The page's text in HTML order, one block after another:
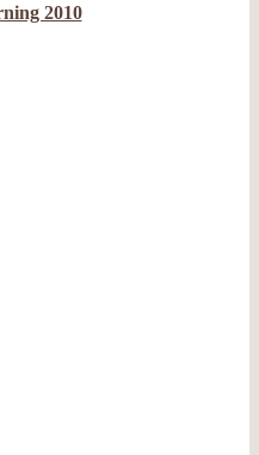
2010